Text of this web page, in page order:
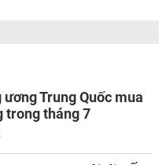
Trung Quốc mua
trong tháng 7